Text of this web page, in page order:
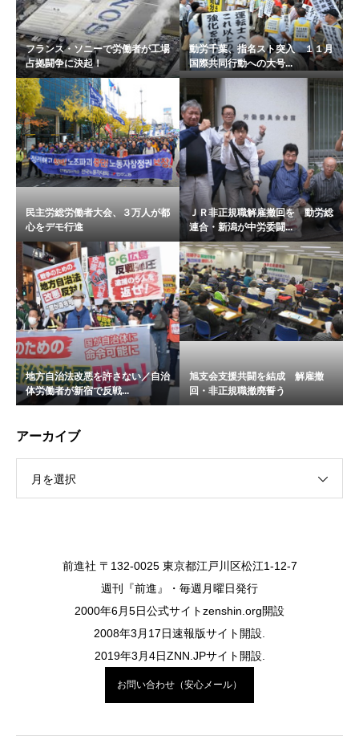
フランス・ソニーで労働者が工場
占拠闘争に決起！
動労千葉、指名スト突入 １１月
国際共同行動への大号...
民主労総労働者大会、３万人が都
心をデモ行進
ＪＲ非正規職解雇撤回を 動労総
連合・新潟が中労委闘...
地方自治法改悪を許さない／自治
体労働者が新宿で反戦...
旭支会支援共闘を結成 解雇撤
回・非正規職撤廃誓う
アーカイブ
月を選択
前進社 〒132-0025 東京都江戸川区松江1-12-7
週刊『前進』・毎週月曜日発行
2000年6月5日公式サイトzenshin.org開設
2008年3月17日速報版サイト開設.
2019年3月4日ZNN.JPサイト開設.
お問い合わせ（安心メール）